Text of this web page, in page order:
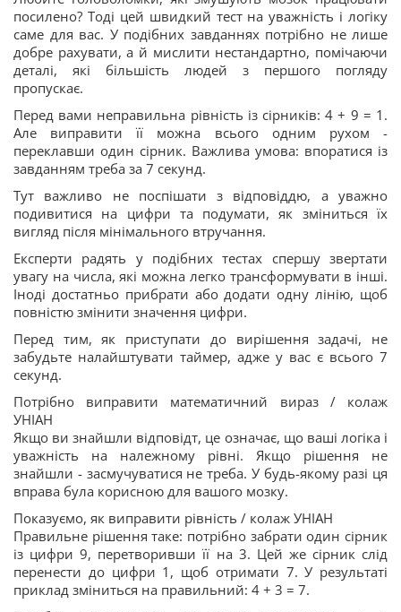
посилено? Тоді цей швидкий тест на уважність і логіку
саме для вас. У подібних завданнях потрібно не лише
добре рахувати, а й мислити нестандартно, помічаючи
деталі, які більшість людей з першого погляду
пропускає.
Перед вами неправильна рівність із сірників: 4 + 9 = 1.
Але виправити її можна всього одним рухом -
переклавши один сірник. Важлива умова: впоратися із
завданням треба за 7 секунд.
Тут важливо не поспішати з відповіддю, а уважно
подивитися на цифри та подумати, як зміниться їх
вигляд після мінімального втручання.
Експерти радять у подібних тестах спершу звертати
увагу на числа, які можна легко трансформувати в інші.
Іноді достатньо прибрати або додати одну лінію, щоб
повністю змінити значення цифри.
Перед тим, як приступати до вирішення задачі, не
забудьте налайштувати таймер, адже у вас є всього 7
секунд.
Потрібно виправити математичний вираз / колаж
УНІАН
Якщо ви знайшли відповідт, це означає, що ваші логіка і
уважність на належному рівні. Якщо рішення не
знайшли - засмучуватися не треба. У будь-якому разі ця
вправа була корисною для вашого мозку.
Показуємо, як виправити рівність / колаж УНІАН
Правильне рішення таке: потрібно забрати один сірник
із цифри 9, перетворивши її на 3. Цей же сірник слід
перенести до цифри 1, щоб отримати 7. У результаті
приклад зміниться на правильний: 4 + 3 = 7.